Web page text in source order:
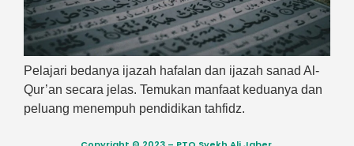
Pelajari bedanya ijazah hafalan dan ijazah sanad Al-
Qur’an secara jelas. Temukan manfaat keduanya dan
peluang menempuh pendidikan tahfidz.